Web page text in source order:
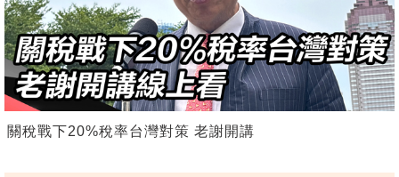
關稅戰下20%稅率台灣對策 老謝開講